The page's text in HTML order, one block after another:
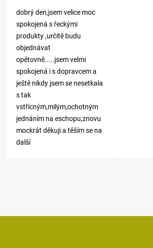
dobrý den,jsem velice moc
spokojená s řeckými
produkty ,určitě budu
objednávat
opětovně.....jsem velmi
spokojená i s dopravcem a
ještě nikdy jsem se nesetkala
s tak
vstřícným,milým,ochotným
jednáním na eschopu,znovu
mockrát děkuji a těším se na
další